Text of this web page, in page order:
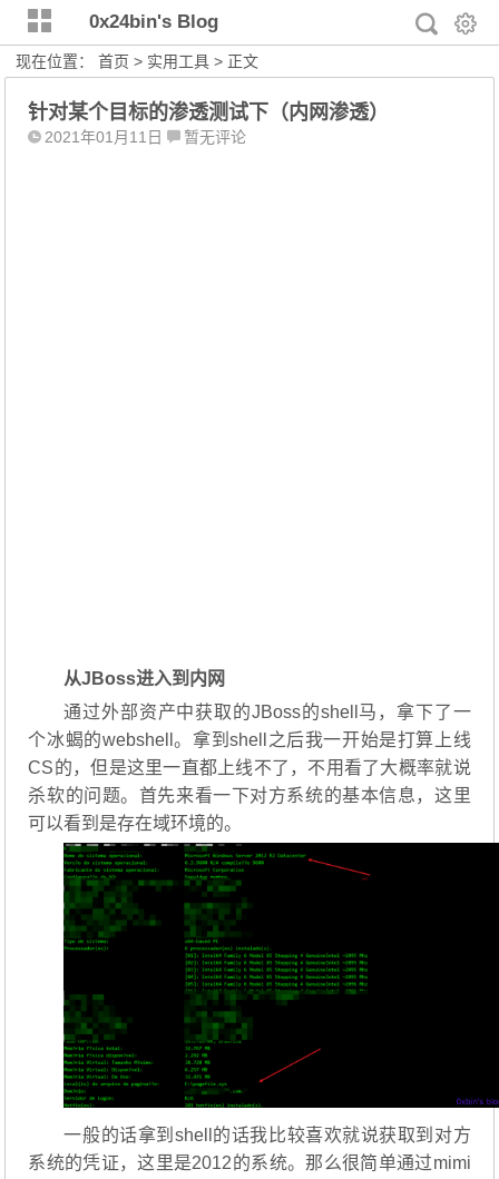
0x24bin's Blog
现在位置：首页 > 实用工具 > 正文
针对某个目标的渗透测试下（内网渗透）
2021年01月11日 暂无评论
从JBoss进入到内网
通过外部资产中获取的JBoss的shell马，拿下了一
个冰蝎的webshell。拿到shell之后我一开始是打算上线
CS的，但是这里一直都上线不了，不用看了大概率就说
杀软的问题。首先来看一下对方系统的基本信息，这里
可以看到是存在域环境的。
一般的话拿到shell的话我比较喜欢就说获取到对方
系统的凭证，这里是2012的系统。那么很简单通过mimi